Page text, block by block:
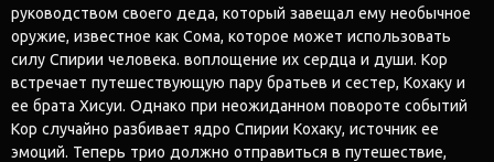
руководством своего деда, который завещал ему необычное
оружие, известное как Сома, которое может использовать
силу Спирии человека. воплощение их сердца и души. Кор
встречает путешествующую пару братьев и сестер, Кохаку и
ее брата Хисуи. Однако при неожиданном повороте событий
Кор случайно разбивает ядро ​​​​Спирии Кохаку, источник ее
эмоций. Теперь трио должно отправиться в путешествие,